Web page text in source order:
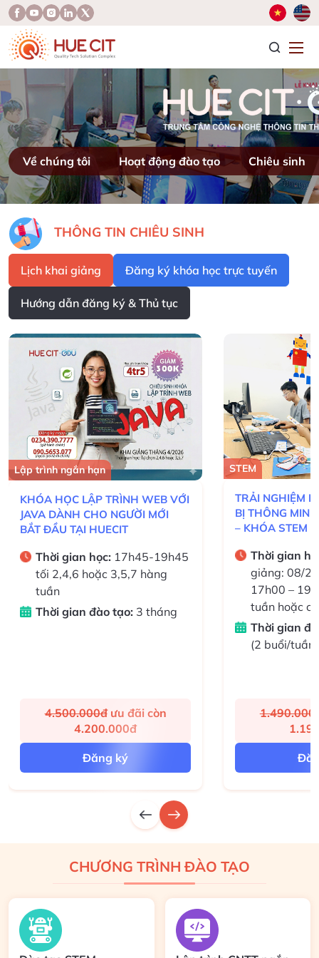
Về chúng tôi Hoạt động đào tạo Chiêu sinh
THÔNG TIN CHIÊU SINH
Lịch khai giảng Đăng ký khóa học trực tuyến
Hướng dẫn đăng ký & Thủ tục
Lập trình ngắn hạn
KHÓA HỌC LẬP TRÌNH WEB VỚI
JAVA DÀNH CHO NGƯỜI MỚI
BẮT ĐẦU TẠI HUECIT
Thời gian học: 17h45-19h45
tối 2,4,6 hoặc 3,5,7 hàng
tuần
Thời gian đào tạo: 3 tháng
4.500.000đưu đãi còn
4.200.000đ
Đăng ký
STEM
TRẢI NGHIỆM
BỊ THÔNG
– KHÓA STEM
Thời gian
giảng: 08/
17h00 –
tuần hoặc
Thời gian
(2 buổi/tuần)
CHƯƠNG TRÌNH ĐÀO TẠO